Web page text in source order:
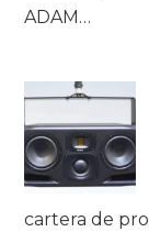
ADAM…
cartera de